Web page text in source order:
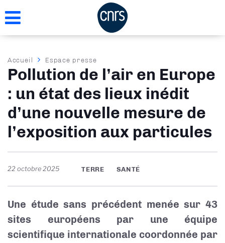
au
Fil
d'Ariane
Accueil Espace presse
Pollution de l’air en Europe
: un état des lieux inédit
d’une nouvelle mesure de
l’exposition aux particules
22 octobre 2025 TERRE SANTÉ
Une étude sans précédent menée sur 43
sites européens par une équipe
scientifique internationale coordonnée par